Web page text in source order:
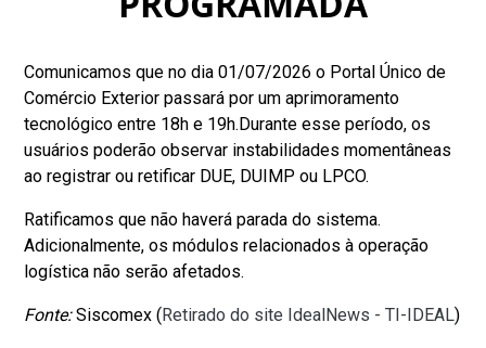
Comunicamos que no dia 01/07/2026 o Portal Único de
Comércio Exterior passará por um aprimoramento
tecnológico entre 18h e 19h.Durante esse período, os
usuários poderão observar instabilidades momentâneas
ao registrar ou retificar DUE, DUIMP ou LPCO.
Ratificamos que não haverá parada do sistema.
Adicionalmente, os módulos relacionados à operação
logística não serão afetados.
Fonte:Siscomex (Retirado do site IdealNews - TI-IDEAL)